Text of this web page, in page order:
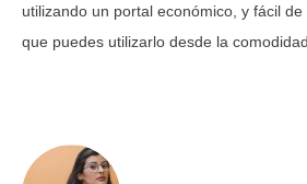
utilizando un portal económico, y fácil
que puedes utilizarlo desde la